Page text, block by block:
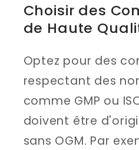
Choisir des
de Haute
Optez pour des
respectant des
comme GMP ou
doivent être
sans OGM. Par